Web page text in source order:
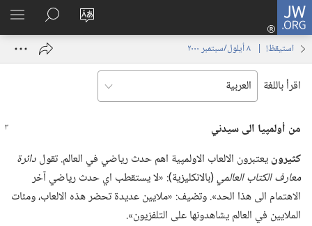
JW.ORG
تغيير
الموقع
تسجيل
الدخول
نافذة
البحث
في
JW.‎ORG
استيقظ‏!‏ | ‏‎ ٨‏ ‏‎أيلول/سبتمبر‏ ‎٢٠٠٠
اقرأ باللغة
من أولمپيا الى سيدني
كثيرونيعتبرون الالعاب الاولمپية اهم حدث رياضي في العالم.‏ تقولدائرة
معارف الكتاب العالمي‏(‏بالانكليزية)‏:‏ «لا يستقطب اي حدث رياضي آخر
الاهتمام الى هذا الحد».‏ وتضيف:‏ «ملايين عديدة تحضر هذه الالعاب،‏ ومئات
الملايين في العالم يشاهدونها على التلفزيون».‏